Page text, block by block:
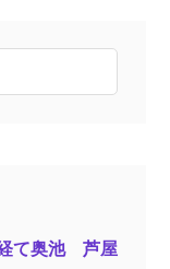
て奥池 芦屋